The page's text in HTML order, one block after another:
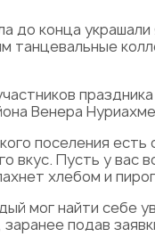
до конца
танцевальные
Венера
поселения
вкус. Пусть у вас
хлебом и
мог найти себе
подав